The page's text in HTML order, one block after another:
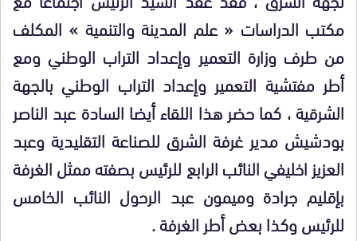
مكتب الدراسات « علم المدينة والتنمية » المكلف
من طرف وزارة التعمير وإعداد التراب الوطني ومع
أطر مفتشية التعمير وإعداد التراب الوطني بالجهة
الشرقية ، كما حضر هذا اللقاء أيضا السادة عبد الناصر
بودشيش مدير غرفة الشرق للصناعة التقليدية وعبد
العزيز اخليفي النائب الرابع للرئيس بصفته ممثل الغرفة
بإقليم جرادة وميمون عبد الرحول النائب الخامس
للرئيس وكذا بعض أطر الغرفة .